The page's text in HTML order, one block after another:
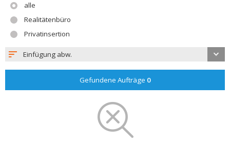
alle
Realitätenbüro
Privatinsertion
Einfügung abw.
Gefundene Aufträge 0